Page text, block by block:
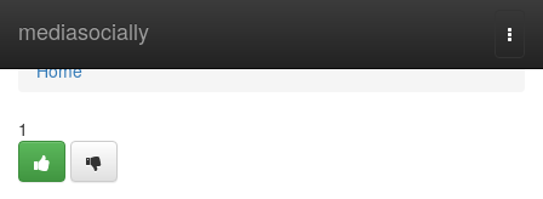
mediasocially
Home
Home
1